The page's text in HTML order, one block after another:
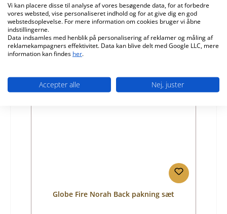
Producent:Globe Fire
Almindelig pris:
960,00 kr.
Tilgængelig, leveringstid: 4-6 dage
Detaljer
Kun 1 på lager!
Globe Fire Norah Back pakning sæt
Vi kan placere disse til analyse af vores besøgende data, for at forbedre
vores websted, vise personaliseret indhold og for at give dig en god
webstedsoplevelse. For mere information om cookies bruger vi åbne
indstillingerne.
Data indsamles med henblik på personalisering af reklamer og måling af
reklamekampagners effektivitet. Data kan blive delt med Google LLC, mere
information kan findes her.
Accepter alle Nej, juster